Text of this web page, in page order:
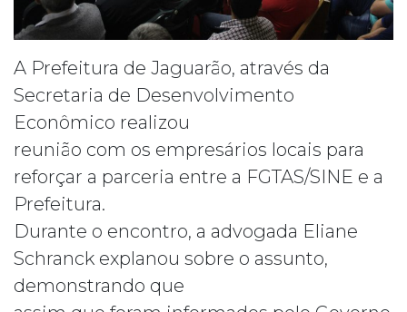
A Prefeitura de Jaguarão, através da
Secretaria de Desenvolvimento
Econômico realizou
reunião com os empresários locais para
reforçar a parceria entre a FGTAS/SINE e a
Prefeitura.
Durante o encontro, a advogada Eliane
Schranck explanou sobre o assunto,
demonstrando que